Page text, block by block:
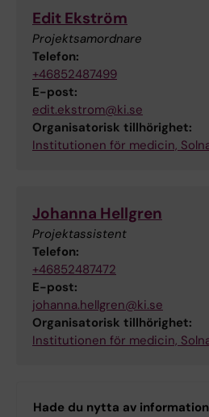
Edit Ekström
Projektsamordnare
Telefon:
+46852487499
E-post:
edit.ekstrom@ki.se
Organisatorisk tillhörighet:
Institutionen för medicin,
Johanna Hellgren
Projektassistent
Telefon:
+46852487472
E-post:
johanna.hellgren@ki.se
Organisatorisk tillhörighet:
Institutionen för medicin,
Hade du nytta av